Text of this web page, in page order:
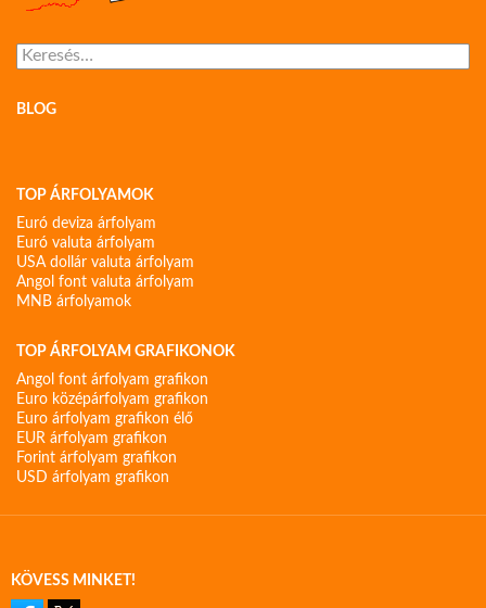
Keresés:
BLOG
TOP ÁRFOLYAMOK
Euró deviza árfolyam
Euró valuta árfolyam
USA dollár valuta árfolyam
Angol font valuta árfolyam
MNB árfolyamok
TOP ÁRFOLYAM GRAFIKONOK
Angol font árfolyam grafikon
Euro középárfolyam grafikon
Euro árfolyam grafikon élő
EUR árfolyam grafikon
Forint árfolyam grafikon
USD árfolyam grafikon
KÖVESS MINKET!